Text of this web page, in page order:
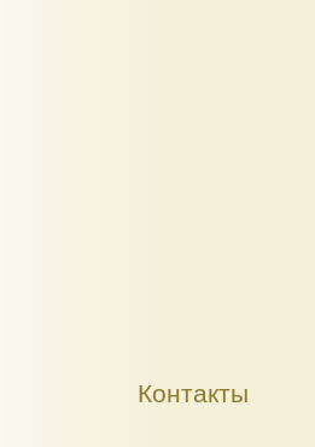
Контакты